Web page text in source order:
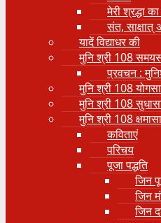
मेरी श्रद्धा
संत, साक्षात्
यादें विद्याधर की
मुनि श्री 108
प्रवचन :
मुनि श्री 108
मुनि श्री 108
मुनि श्री 108
कविताएं
परिचय
पूजा पद्धति
जिन
जिन
जिन